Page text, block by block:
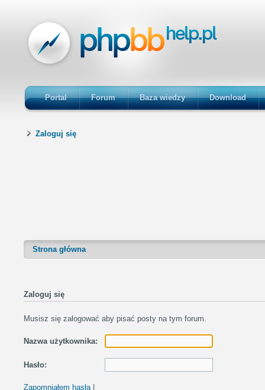
Portal Forum Baza wiedzy Download
Zaloguj się
Strona główna
Zaloguj się
Musisz się zalogować aby pisać posty na tym forum.
Nazwa użytkownika:
Hasło:
Zapomniałem hasła |